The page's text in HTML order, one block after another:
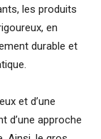
les produits
en
durable et
et d’une
d’une approche